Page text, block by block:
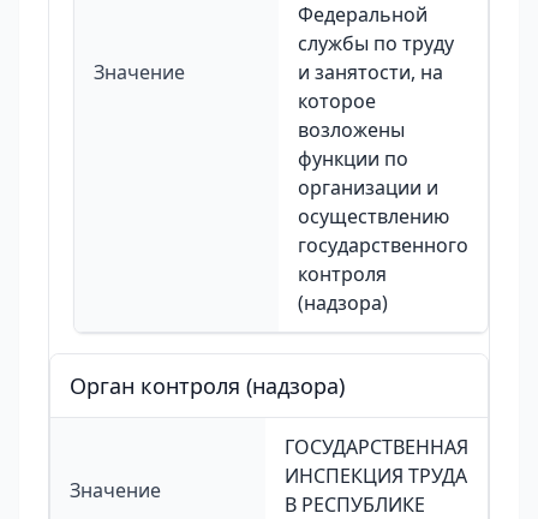
Значение
Федеральной
службы по труду
и занятости, на
которое
возложены
функции по
организации и
осуществлению
государственного
контроля
(надзора)
Орган контроля (надзора)
Значение
ГОСУДАРСТВЕННАЯ
ИНСПЕКЦИЯ ТРУДА
В РЕСПУБЛИКЕ